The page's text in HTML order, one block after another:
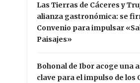
Las Tierras de Cáceres y
alianza gastronómica: se
Convenio para impulsar
Paisajes»
Bohonal de Ibor acoge una
clave para el impulso de los